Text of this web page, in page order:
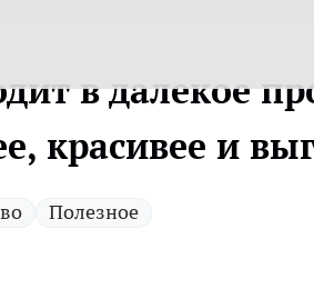
в далекое
красивее и
Полезное